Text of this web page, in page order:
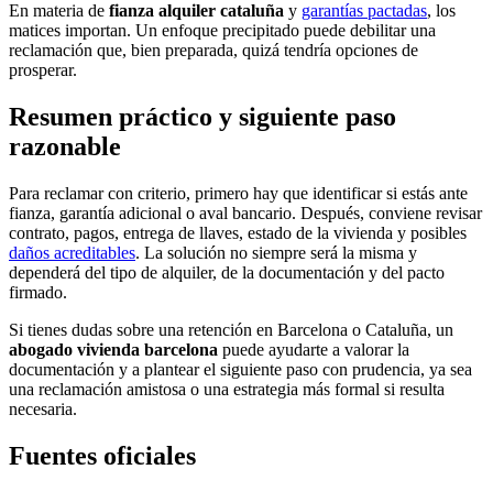
En materia de fianza alquiler cataluña y garantías pactadas, los
matices importan. Un enfoque precipitado puede debilitar una
reclamación que, bien preparada, quizá tendría opciones de
prosperar.
Resumen práctico y siguiente paso
razonable
Para reclamar con criterio, primero hay que identificar si estás ante
fianza, garantía adicional o aval bancario. Después, conviene revisar
contrato, pagos, entrega de llaves, estado de la vivienda y posibles
daños acreditables. La solución no siempre será la misma y
dependerá del tipo de alquiler, de la documentación y del pacto
firmado.
Si tienes dudas sobre una retención en Barcelona o Cataluña, un
abogado vivienda barcelona puede ayudarte a valorar la
documentación y a plantear el siguiente paso con prudencia, ya sea
una reclamación amistosa o una estrategia más formal si resulta
necesaria.
Fuentes oficiales